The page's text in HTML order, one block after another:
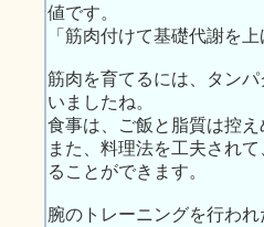
値です。
「筋肉付けて基礎代謝を
筋肉を育てるには、タン
いましたね。
食事は、ご飯と脂質は控
また、料理法を工夫され
ることができます。
腕のトレーニングを行わ